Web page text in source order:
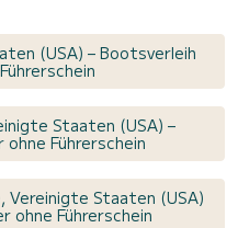
(USA) – Bootsverleih
Staaten (USA) –
Führerschein
Vereinigte Staaten (USA)
ohne Führerschein